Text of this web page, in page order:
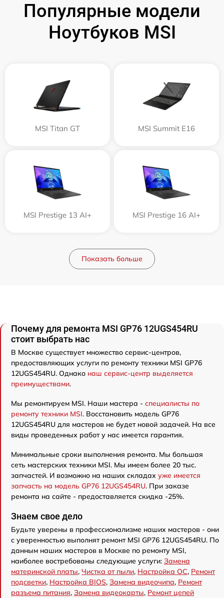
Популярные модели
Ноутбуков MSI
MSI Titan GT MSI Summit E16
MSI Prestige 13 AI+ MSI Prestige 16 AI+
Показать больше
Почему для ремонта MSI GP76 12UGS454RU
стоит выбрать нас
В Москве существует множество сервис-центров,
предоставляющих услуги по ремонту техники MSI GP76
12UGS454RU. Однако наш сервис-центр выделяется
преимуществами.
Мы ремонтируем MSI. Наши мастера - специалисты по
ремонту техники MSI. Восстановить модель GP76
12UGS454RU для мастеров не будет новой задачей. На все
виды проведенных работ у нас имеется гарантия.
Минимальные сроки выполнения ремонта. Мы большая
сеть мастерских техники MSI. Мы имеем более 20 тыс.
запчастей. И возможно на наших складах уже имеется
запчасть на модель GP76 12UGS454RU. При заказе
ремонта на сайте - предоставляется скидка -25%.
Знаем свое дело
Будьте уверены в профессионализме наших мастеров - они
с уверенностью выполнят ремонт MSI GP76 12UGS454RU. По
данным наших мастеров в Москве по ремонту MSI,
наиболее востребованы следующие услуги: Замена
материнской платы, Чистка от пыли, Настройка ОС, Ремонт
подсветки, Настройка BIOS, Замена видеочипа, Ремонт
разъема питания, Замена видеокарты, Ремонт цепей